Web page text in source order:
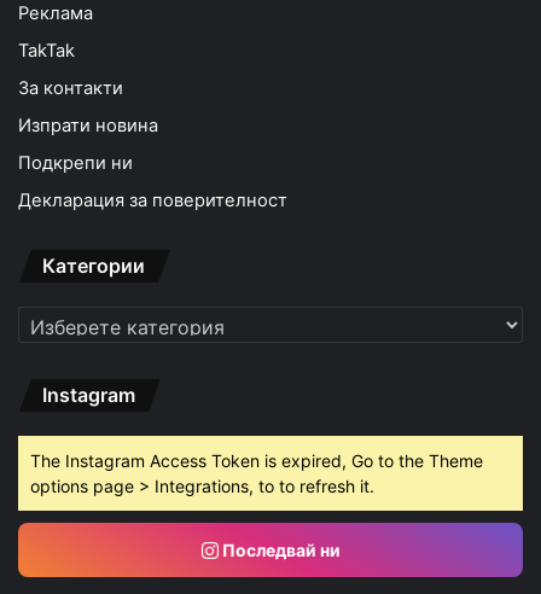
Реклама
TakTak
За контакти
Изпрати новина
Подкрепи ни
Декларация за поверителност
Категории
Категории
Instagram
The Instagram Access Token is expired, Go to the Theme
options page > Integrations, to to refresh it.
Последвай ни